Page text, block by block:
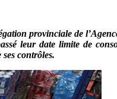
provinciale de
leur date limite de
contrôles.